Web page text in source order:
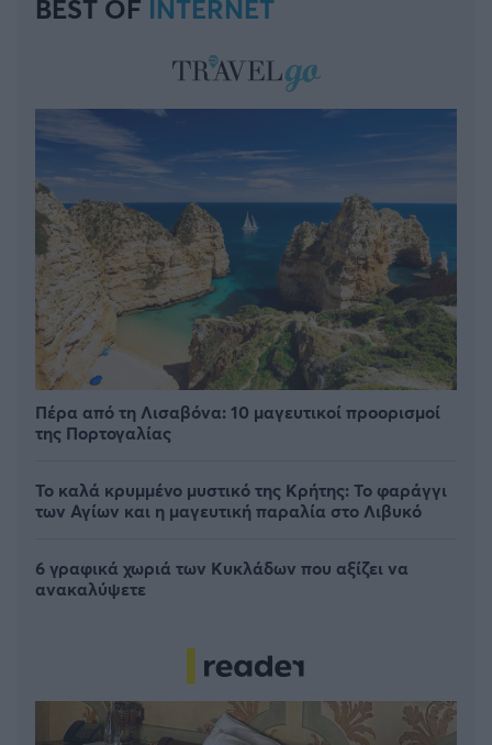
BEST OF INTERNET
Πέρα από τη Λισαβόνα: 10 μαγευτικοί προορισμοί
της Πορτογαλίας
Το καλά κρυμμένο μυστικό της Κρήτης: Το φαράγγι
των Αγίων και η μαγευτική παραλία στο Λιβυκό
6 γραφικά χωριά των Κυκλάδων που αξίζει να
ανακαλύψετε